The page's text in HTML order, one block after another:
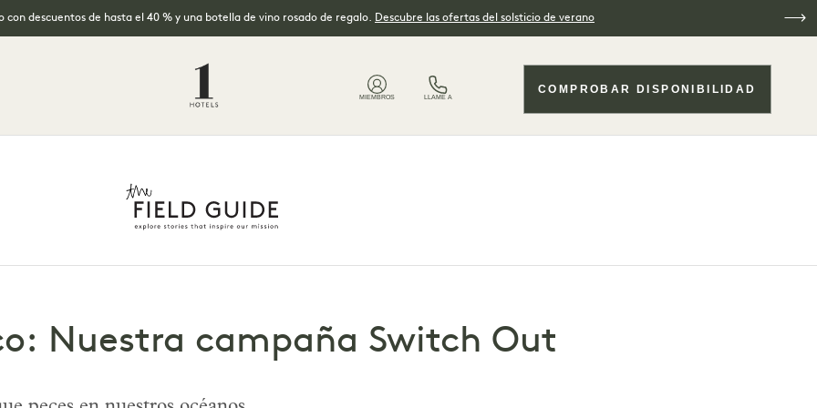
descuentos de hasta el 40 % y una botella de vino rosado de regalo. Descubre las ofertas del solsticio de verano
MIEMBROS LLAME A
COMPROBAR DISPONIBILIDAD
Nuestra campaña Switch Out